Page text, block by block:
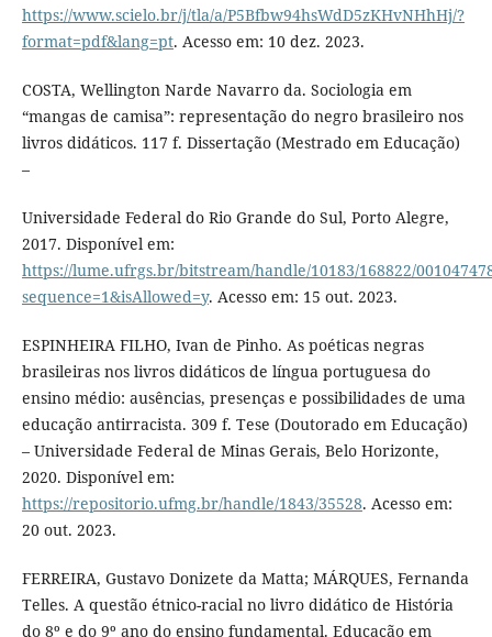
https://www.scielo.br/j/tla/a/P5Bfbw94hsWdD5zKHvNHhHj/?
format=pdf&lang=pt. Acesso em: 10 dez. 2023.
COSTA, Wellington Narde Navarro da. Sociologia em
“mangas de camisa”: representação do negro brasileiro nos
livros didáticos. 117 f. Dissertação (Mestrado em Educação)
–
Universidade Federal do Rio Grande do Sul, Porto Alegre,
2017. Disponível em:
https://lume.ufrgs.br/bitstream/handle/10183/168822/
sequence=1&isAllowed=y. Acesso em: 15 out. 2023.
ESPINHEIRA FILHO, Ivan de Pinho. As poéticas negras
brasileiras nos livros didáticos de língua portuguesa do
ensino médio: ausências, presenças e possibilidades de uma
educação antirracista. 309 f. Tese (Doutorado em Educação)
– Universidade Federal de Minas Gerais, Belo Horizonte,
2020. Disponível em:
https://repositorio.ufmg.br/handle/1843/35528. Acesso em:
20 out. 2023.
FERREIRA, Gustavo Donizete da Matta; MÁRQUES, Fernanda
Telles. A questão étnico-racial no livro didático de História
do 8º e do 9º ano do ensino fundamental. Educação em